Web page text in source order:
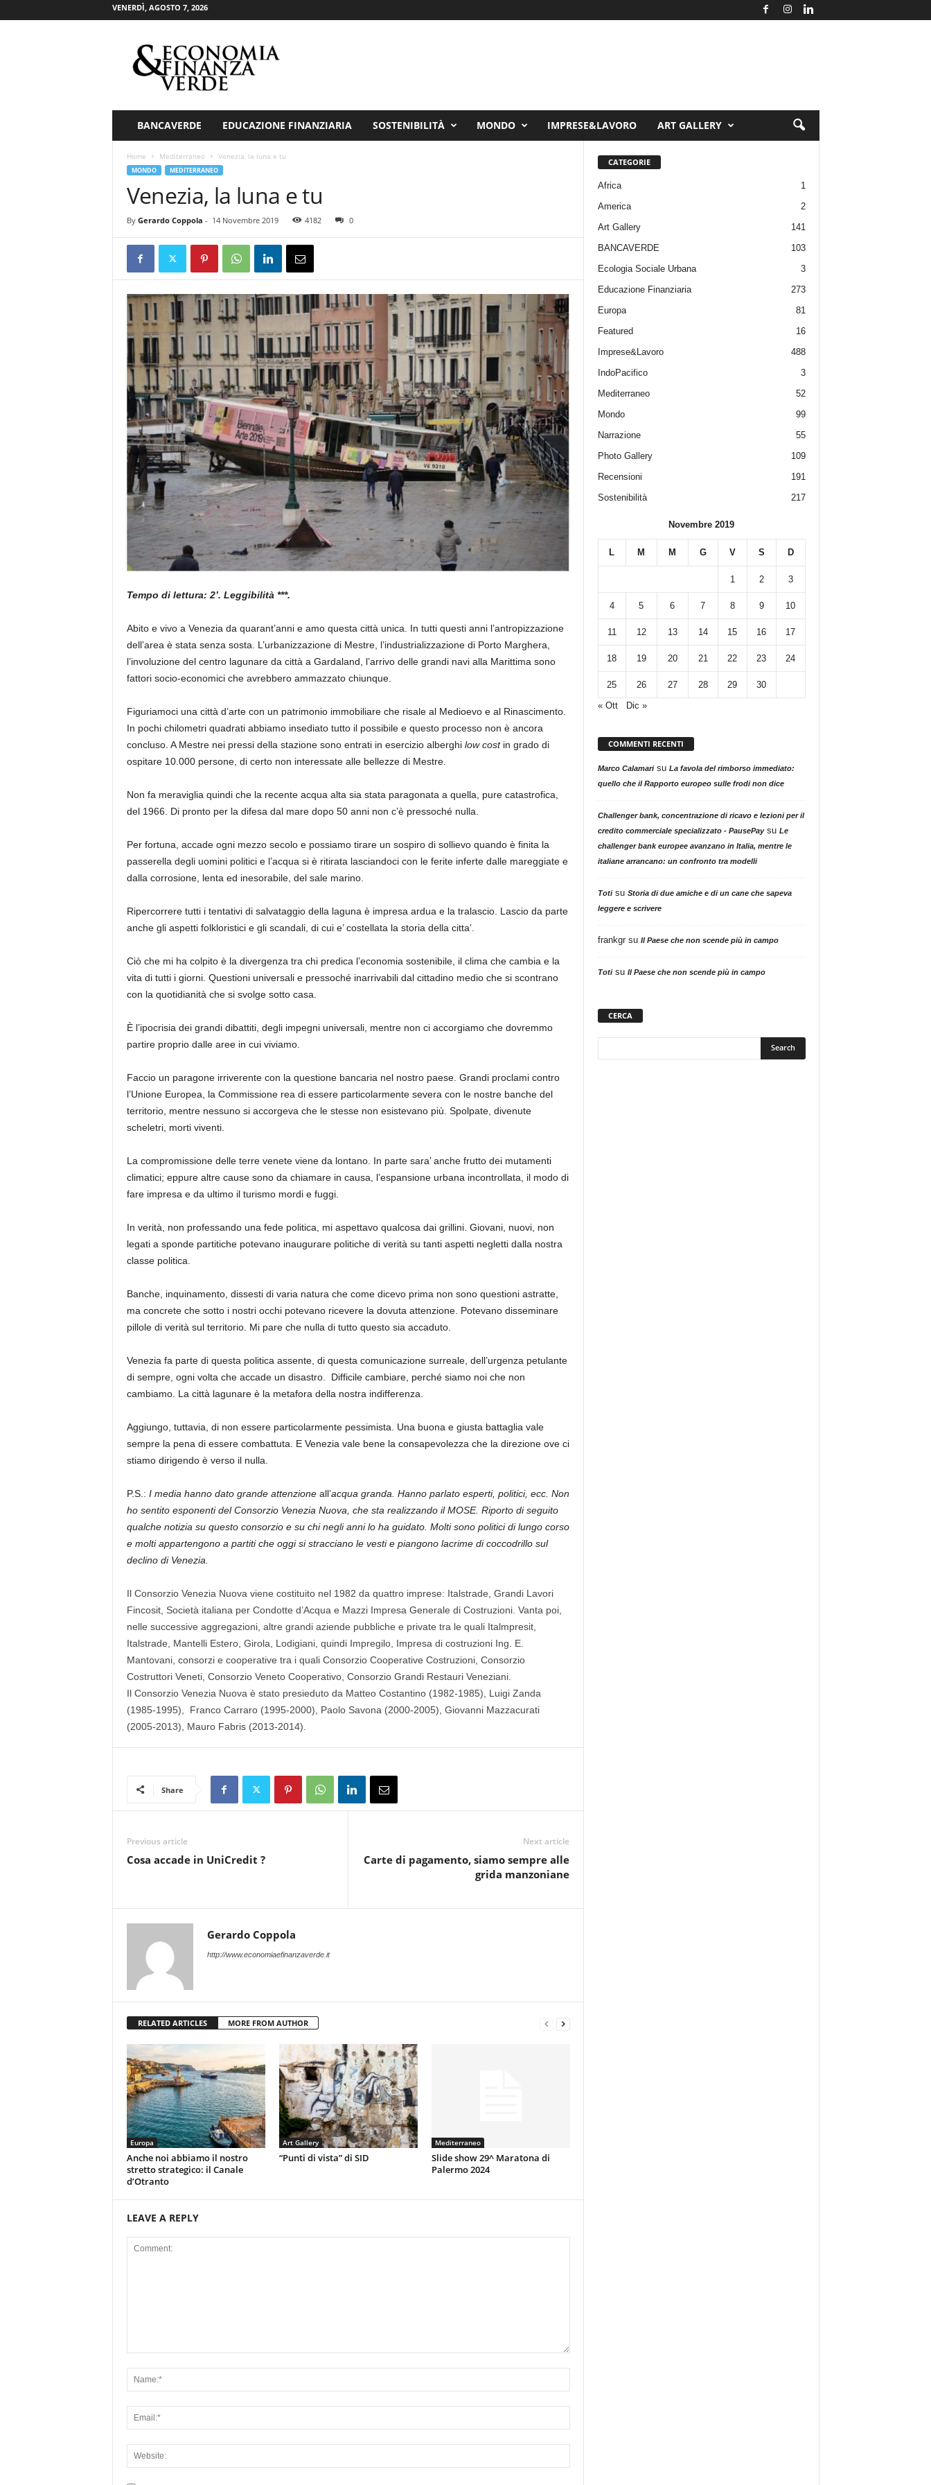
VENERDÌ, AGOSTO 7, 2026
z
e
BANCAVERDE EDUCAZIONE FINANZIARIA SOSTENIBILITÀ MONDO IMPRESE&LAVORO ART GALLERY
Home Mediterraneo Venezia, la luna e tu
MONDO MEDITERRANEO
Venezia, la luna e tu
By Gerardo Coppola - 14 Novembre 2019 4182 0
Tempo di lettura: 2’. Leggibilità ***.
Abito e vivo a Venezia da quarant’anni e amo questa città unica. In tutti questi anni l’antropizzazione
dell’area è stata senza sosta. L’urbanizzazione di Mestre, l’industrializzazione di Porto Marghera,
l’involuzione del centro lagunare da città a Gardaland, l’arrivo delle grandi navi alla Marittima sono
fattori socio-economici che avrebbero ammazzato chiunque.
Figuriamoci una città d’arte con un patrimonio immobiliare che risale al Medioevo e al Rinascimento.
In pochi chilometri quadrati abbiamo insediato tutto il possibile e questo processo non è ancora
concluso. A Mestre nei pressi della stazione sono entrati in esercizio alberghi low cost in grado di
ospitare 10.000 persone, di certo non interessate alle bellezze di Mestre.
Non fa meraviglia quindi che la recente acqua alta sia stata paragonata a quella, pure catastrofica,
del 1966. Di pronto per la difesa dal mare dopo 50 anni non c’è pressoché nulla.
Per fortuna, accade ogni mezzo secolo e possiamo tirare un sospiro di sollievo quando è finita la
passerella degli uomini politici e l’acqua si è ritirata lasciandoci con le ferite inferte dalle mareggiate e
dalla corrosione, lenta ed inesorabile, del sale marino.
Ripercorrere tutti i tentativi di salvataggio della laguna è impresa ardua e la tralascio. Lascio da parte
anche gli aspetti folkloristici e gli scandali, di cui e’ costellata la storia della citta’.
Ciò che mi ha colpito è la divergenza tra chi predica l’economia sostenibile, il clima che cambia e la
vita di tutti i giorni. Questioni universali e pressoché inarrivabili dal cittadino medio che si scontrano
con la quotidianità che si svolge sotto casa.
È l’ipocrisia dei grandi dibattiti, degli impegni universali, mentre non ci accorgiamo che dovremmo
partire proprio dalle aree in cui viviamo.
Faccio un paragone irriverente con la questione bancaria nel nostro paese. Grandi proclami contro
l’Unione Europea, la Commissione rea di essere particolarmente severa con le nostre banche del
territorio, mentre nessuno si accorgeva che le stesse non esistevano più. Spolpate, divenute
scheletri, morti viventi.
La compromissione delle terre venete viene da lontano. In parte sara’ anche frutto dei mutamenti
climatici; eppure altre cause sono da chiamare in causa, l’espansione urbana incontrollata, il modo di
fare impresa e da ultimo il turismo mordi e fuggi.
In verità, non professando una fede politica, mi aspettavo qualcosa dai grillini. Giovani, nuovi, non
legati a sponde partitiche potevano inaugurare politiche di verità su tanti aspetti negletti dalla nostra
classe politica.
Banche, inquinamento, dissesti di varia natura che come dicevo prima non sono questioni astratte,
ma concrete che sotto i nostri occhi potevano ricevere la dovuta attenzione. Potevano disseminare
pillole di verità sul territorio. Mi pare che nulla di tutto questo sia accaduto.
Venezia fa parte di questa politica assente, di questa comunicazione surreale, dell’urgenza petulante
di sempre, ogni volta che accade un disastro. Difficile cambiare, perché siamo noi che non
cambiamo. La città lagunare è la metafora della nostra indifferenza.
Aggiungo, tuttavia, di non essere particolarmente pessimista. Una buona e giusta battaglia vale
sempre la pena di essere combattuta. E Venezia vale bene la consapevolezza che la direzione ove ci
stiamo dirigendo è verso il nulla.
P.S.: I media hanno dato grande attenzione all’acqua granda. Hanno parlato esperti, politici, ecc. Non
ho sentito esponenti del Consorzio Venezia Nuova, che sta realizzando il MOSE. Riporto di seguito
qualche notizia su questo consorzio e su chi negli anni lo ha guidato. Molti sono politici di lungo corso
e molti appartengono a partiti che oggi si stracciano le vesti e piangono lacrime di coccodrillo sul
declino di Venezia.
Il Consorzio Venezia Nuova viene costituito nel 1982 da quattro imprese: Italstrade, Grandi Lavori
Fincosit, Società italiana per Condotte d’Acqua e Mazzi Impresa Generale di Costruzioni. Vanta poi,
nelle successive aggregazioni, altre grandi aziende pubbliche e private tra le quali Italmpresit,
Italstrade, Mantelli Estero, Girola, Lodigiani, quindi Impregilo, Impresa di costruzioni Ing. E.
Mantovani, consorzi e cooperative tra i quali Consorzio Cooperative Costruzioni, Consorzio
Costruttori Veneti, Consorzio Veneto Cooperativo, Consorzio Grandi Restauri Veneziani.
Il Consorzio Venezia Nuova è stato presieduto da Matteo Costantino (1982-1985), Luigi Zanda
(1985-1995), Franco Carraro (1995-2000), Paolo Savona (2000-2005), Giovanni Mazzacurati
(2005-2013), Mauro Fabris (2013-2014).
Share
Previous article
Cosa accade in UniCredit ?
Next article
Carte di pagamento, siamo sempre alle
grida manzoniane
Gerardo Coppola
http://www.economiaefinanzaverde.it
RELATED ARTICLES MORE FROM AUTHOR
Europa
Anche noi abbiamo il nostro
stretto strategico: il Canale
d’Otranto
Art Gallery
“Punti di vista” di SID
Mediterraneo
Slide show 29^ Maratona di
Palermo 2024
LEAVE A REPLY
CATEGORIE
Africa
1
America
2
Art Gallery
141
BANCAVERDE
103
Ecologia Sociale Urbana
3
Educazione Finanziaria
273
Europa
81
Featured
16
Imprese&Lavoro
488
IndoPacifico
3
Mediterraneo
52
Mondo
99
Narrazione
55
Photo Gallery
109
Recensioni
191
Sostenibilità
217
Novembre 2019
L M M G V S D
1 2 3
4 5 6 7 8 9 10
11 12 13 14 15 16 17
18 19 20 21 22 23 24
25 26 27 28 29
30
« Ott
Dic »
COMMENTI RECENTI
Marco Calamarisu La favola del rimborso immediato:
quello che il Rapporto europeo sulle frodi non dice
Challenger bank, concentrazione di ricavo e lezioni per il
credito commerciale specializzato - PausePaysu Le
challenger bank europee avanzano in Italia, mentre le
italiane arrancano: un confronto tra modelli
Totisu Storia di due amiche e di un cane che sapeva
leggere e scrivere
frankgrsu Il Paese che non scende più in campo
Totisu Il Paese che non scende più in campo
CERCA